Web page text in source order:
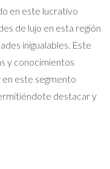
en este lucrativo
de lujo en esta región
inigualables. Este
y conocimientos
este segmento
destacar y